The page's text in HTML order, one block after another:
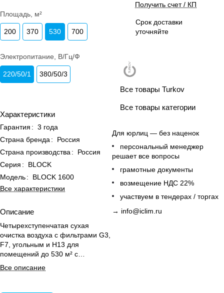
Площадь, м²
200 370 530 700
Электропитание, В/Гц/Ф
220/50/1 380/50/3
Характеристики
Гарантия : 3 года
Страна бренда :
Россия
Страна производства :
Россия
Серия :
BLOCK
Модель:
BLOCK 1600
Все характеристики
Описание
Четырехступенчатая сухая
очистка воздуха с фильтрами G3,
F7, угольным и H13 для
помещений до 530 м² с
управлением на выносном
регуляторе.
Все описание
Получить счет / КП
Срок доставки
уточняйте
Все товары Turkov
Все товары категории
Для юрлиц — без наценок
персональный менеджер
решает все вопросы
грамотные документы
возмещение НДС 22%
участвуем в тендерах / торгах
→ info@iclim.ru